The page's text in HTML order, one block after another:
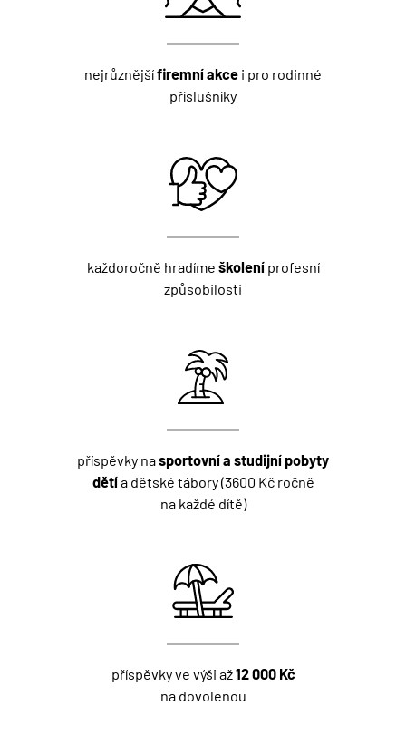
nejrůznějšífiremní akce i pro rodinné
příslušníky
každoročně hradíme školení profesní
způsobilosti
příspěvky nasportovní a studijní pobyty
dětía dětské tábory (3600 Kč ročně
na každé dítě)
příspěvky ve výši až12000 Kč
na dovolenou